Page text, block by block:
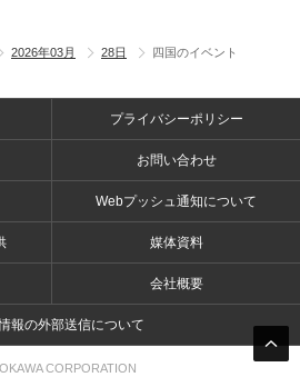
2026年03月 28日 四国のイベント
プライバシーポリシー
お問い合わせ
Webプッシュ通知について
媒体資料
会社概要
報の外部送信について
CORPORATION